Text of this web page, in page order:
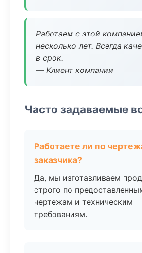
Работаем с этой
несколько лет. Всегда
в срок.
— Клиент компании
Часто задаваемые
Работаете ли по
заказчика?
Да, мы изготавливаем
строго по
чертежам и техническим
требованиям.